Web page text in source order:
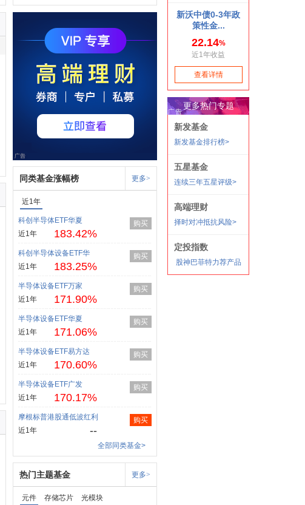
同类基金涨幅榜 更多>
近1年
科创半导体ETF华夏
近1年
183.42%
购买
科创半导体设备ETF华
近1年
183.25%
购买
半导体设备ETF万家
近1年
171.90%
购买
半导体设备ETF华夏
近1年
171.06%
购买
半导体设备ETF易方达
近1年
170.60%
购买
半导体设备ETF广发
近1年
170.17%
购买
摩根标普港股通低波红利
近1年
--
购买
全部同类基金>
热门主题基金 更多>
元件 存储芯片
光模块